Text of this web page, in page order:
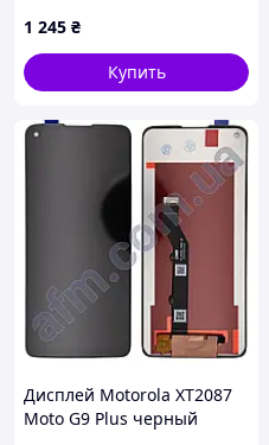
тачскрином), экран для
Оукител ИИИФ150 (Эир 1
Ультра Плюс)
1 245 ₴
Купить
Дисплей Motorola XT2087
Moto G9 Plus черный